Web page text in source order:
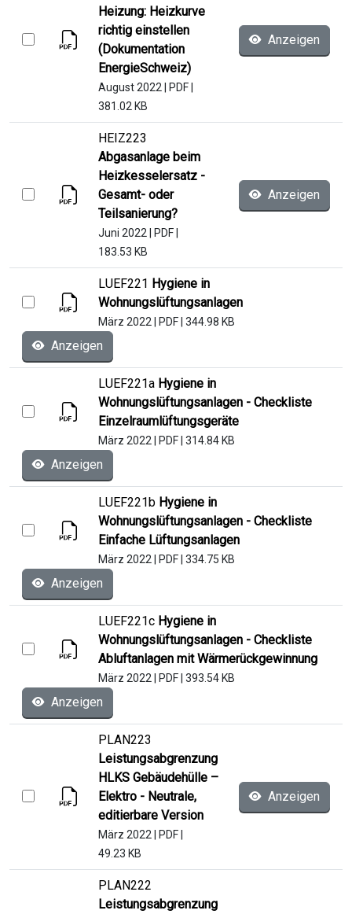
Heizung: Heizkurve
richtig einstellen
(Dokumentation
EnergieSchweiz)
August 2022 PDF
381.02 KB
Anzeigen
HEIZ223
Abgasanlage beim
Heizkesselersatz -
Gesamt- oder
Teilsanierung?
Juni 2022 PDF
183.53 KB
Anzeigen
LUEF221 Hygiene in
Wohnungslüftungsanlagen
März 2022 PDF 344.98 KB
Anzeigen
LUEF221a Hygiene in
Wohnungslüftungsanlagen - Checkliste
Einzelraumlüftungsgeräte
März 2022 PDF 314.84 KB
Anzeigen
LUEF221b Hygiene in
Wohnungslüftungsanlagen - Checkliste
Einfache Lüftungsanlagen
März 2022 PDF 334.75 KB
Anzeigen
LUEF221c Hygiene in
Wohnungslüftungsanlagen - Checkliste
Abluftanlagen mit Wärmerückgewinnung
März 2022 PDF 393.54 KB
Anzeigen
PLAN223
Leistungsabgrenzung
HLKS Gebäudehülle –
Elektro - Neutrale,
editierbare Version
März 2022 PDF
49.23 KB
Anzeigen
PLAN222
Leistungsabgrenzung